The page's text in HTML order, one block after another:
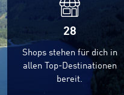
28
Shops stehen für dich in
allen Top-Destinationen
bereit.